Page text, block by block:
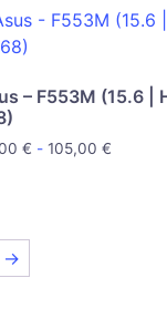
– F553M (15.6 |
€ - 105,00€
→